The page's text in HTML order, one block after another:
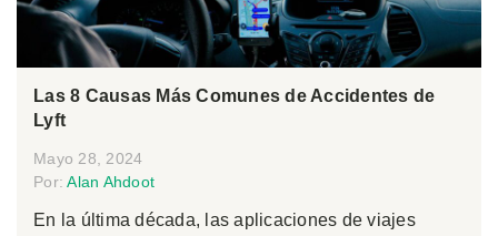
Las 8 Causas Más Comunes de Accidentes de
Lyft
Mayo 28, 2024
Por:Alan Ahdoot
En la última década, las aplicaciones de viajes